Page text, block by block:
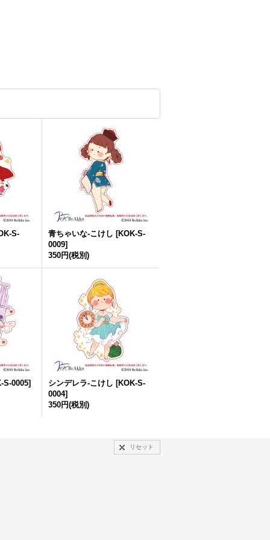
S- 青ちゃいな-こけし [KOK-S-
0009]
350円(税別)
S-0005] シンデレラ-こけし [KOK-S-
0004]
350円(税別)
リセット